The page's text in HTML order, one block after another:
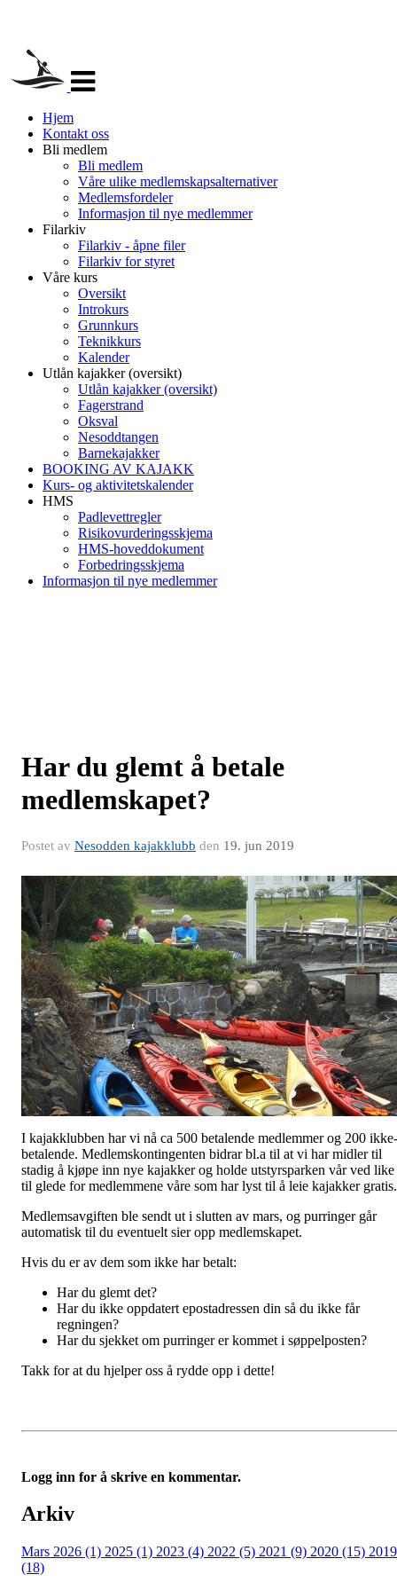
navigasjon
Hjem
Kontakt oss
Bli medlem
Bli medlem
Våre ulike medlemskapsalternativer
Medlemsfordeler
Informasjon til nye medlemmer
Filarkiv
Filarkiv - åpne filer
Filarkiv for styret
Våre kurs
Oversikt
Introkurs
Grunnkurs
Teknikkurs
Kalender
Utlån kajakker (oversikt)
Utlån kajakker (oversikt)
Fagerstrand
Oksval
Nesoddtangen
Barnekajakker
BOOKING AV KAJAKK
Kurs- og aktivitetskalender
HMS
Padlevettregler
Risikovurderingsskjema
HMS-hoveddokument
Forbedringsskjema
Informasjon til nye medlemmer
Har du glemt å betale
medlemskapet?
Postet av Nesodden kajakklubb den 19. jun 2019
I kajakklubben har vi nå ca 500 betalende medlemmer og 200 ikke-
betalende. Medlemskontingenten bidrar bl.a til at vi har midler til
stadig å kjøpe inn nye kajakker og holde utstyrsparken vår ved like
til glede for medlemmene våre som har lyst til å leie kajakker
Medlemsavgiften ble sendt ut i slutten av mars, og purringer går
automatisk til du eventuelt sier opp medlemskapet.
Hvis du er av dem som ikke har betalt:
Har du glemt det?
Har du ikke oppdatert epostadressen din så du ikke får
regningen?
Har du sjekket om purringer er kommet i søppelposten?
Takk for at du hjelper oss å rydde opp i dette!
Logg inn for å skrive en kommentar.
Arkiv
Mars 2026 (1) 2025 (1) 2023 (4) 2022 (5) 2021 (9) 2020 (15) 2019
(18)